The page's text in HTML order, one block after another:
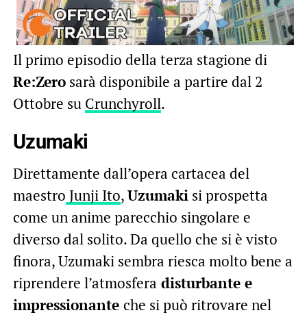
Il primo episodio della terza stagione di
Re:Zerosarà disponibile a partire dal 2
Ottobre su Crunchyroll.
Uzumaki
Direttamente dall’opera cartacea del
maestro Junji Ito,Uzumakisi prospetta
come un anime parecchio singolare e
diverso dal solito. Da quello che si è visto
finora, Uzumaki sembra riesca molto bene a
riprendere l’atmosfera disturbante e
impressionante che si può ritrovare nel